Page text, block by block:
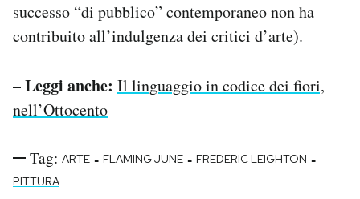
successo “di pubblico” contemporaneo non ha
contribuito all’indulgenza dei critici d’arte).
– Leggi anche: Il linguaggio in codice dei fiori,
nell’Ottocento
Tag: ARTE - FLAMING JUNE - FREDERIC LEIGHTON -
PITTURA